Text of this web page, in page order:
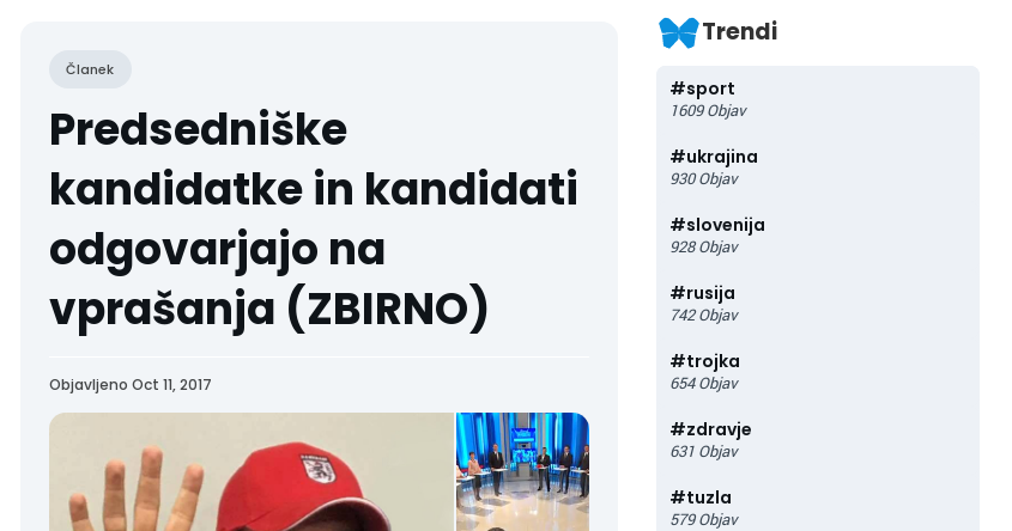
Članek
Predsedniške
kandidatke in kandidati
odgovarjajo na
vprašanja (ZBIRNO)
Objavljeno Oct 11, 2017
Trendi
#sport
1609 Objav
#ukrajina
930 Objav
#slovenija
928 Objav
#rusija
742 Objav
#trojka
654 Objav
#zdravje
631 Objav
#tuzla
579 Objav